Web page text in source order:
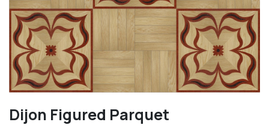
Dijon Figured Parquet